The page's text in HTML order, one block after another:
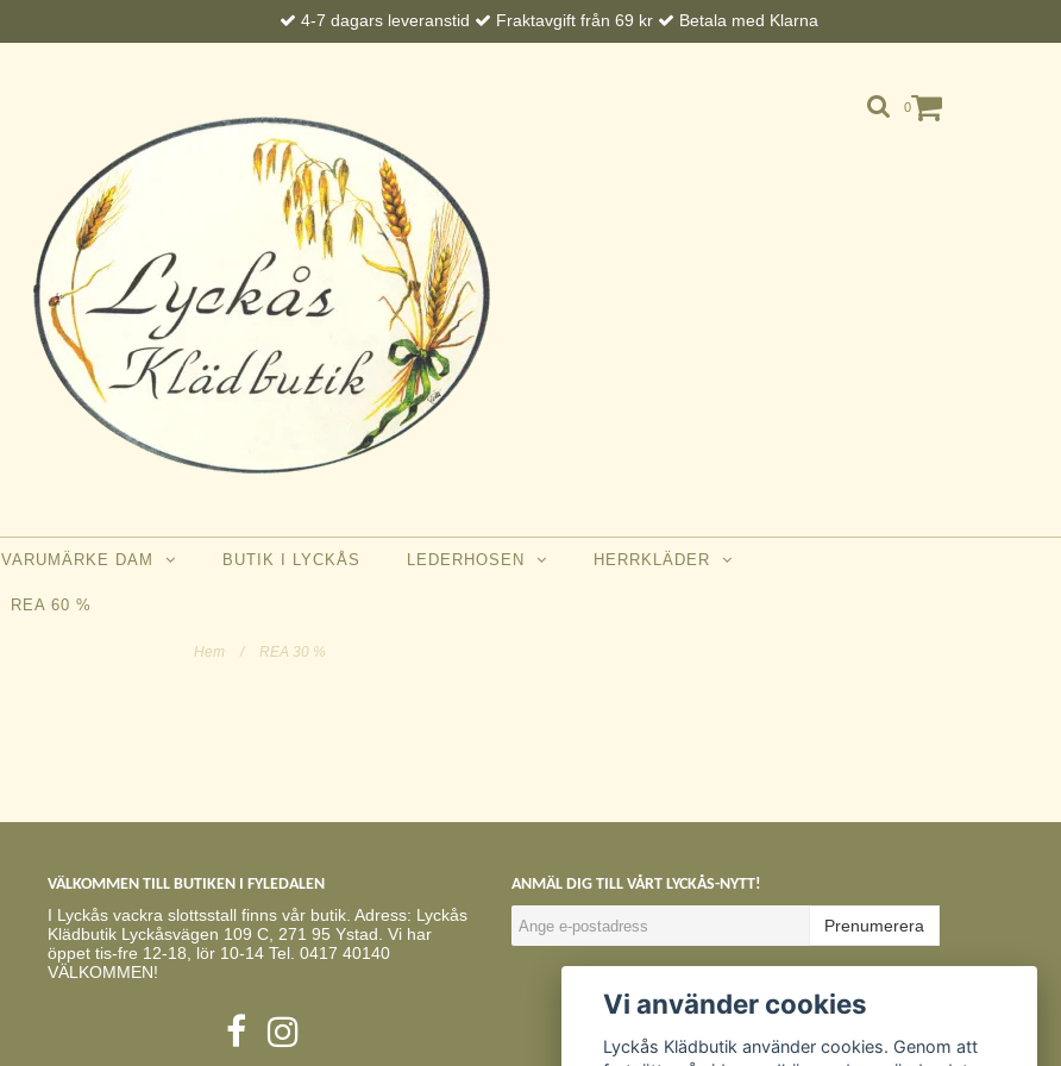
4-7 dagars leveranstid Fraktavgift från 69 kr Betala med Klarna
0
VARUMÄRKE DAM BUTIK I LYCKÅS LEDERHOSEN HERRKLÄDER
REA 60 %
Hem / REA 30 %
VÄLKOMMEN TILL BUTIKEN I FYLEDALEN
I Lyckås vackra slottsstall finns vår butik. Adress: Lyckås
Klädbutik Lyckåsvägen 109 C, 271 95 Ystad. Vi har
öppet tis-fre 12-18, lör 10-14 Tel. 0417 40140
VÄLKOMMEN!
ANMÄL DIG TILL VÅRT LYCKÅS-NYTT!
Prenumerera
Vi använder cookies
Lyckås Klädbutik använder cookies. Genom att